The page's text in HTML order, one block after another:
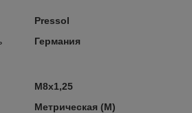
Pressol
Германия
M8x1,25
Метрическая (M)